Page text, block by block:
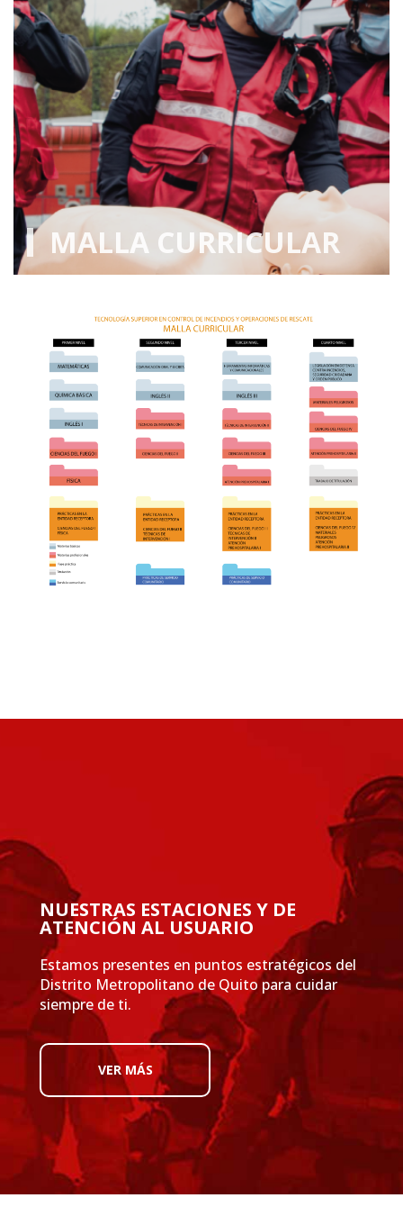
MALLA CURRICULAR
NUESTRAS ESTACIONES Y DE
ATENCIÓN AL USUARIO
Estamos presentes en puntos estratégicos del
Distrito Metropolitano de Quito para cuidar
siempre de ti.
VER MÁS